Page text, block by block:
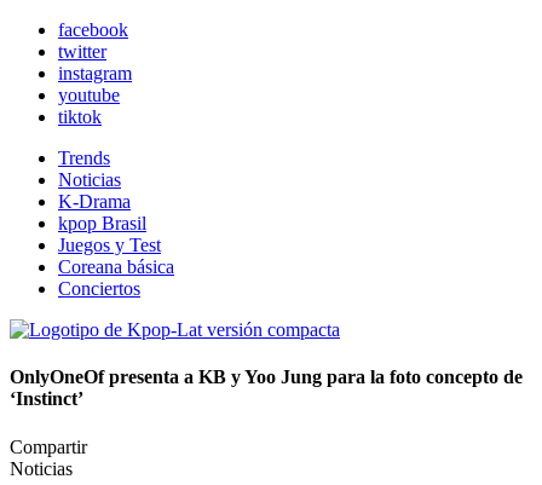
facebook
twitter
instagram
youtube
tiktok
Trends
Noticias
K-Drama
kpop Brasil
Juegos y Test
Coreana básica
Conciertos
OnlyOneOf presenta a KB y Yoo Jung para la foto concepto de
‘Instinct’
Compartir
Noticias